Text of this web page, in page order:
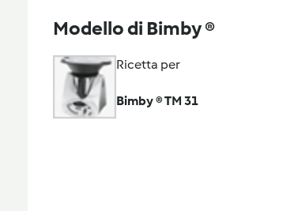
Modello di Bimby ®
Ricetta per
Bimby ® TM 31